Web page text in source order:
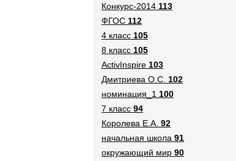
Конкурс-2014 113
ФГОС 112
4 класс 105
8 класс 105
ActivInspire 103
Дмитриева О.С. 102
номинация_1 100
7 класс 94
Королева Е.А. 92
начальная школа 91
окружающий мир 90